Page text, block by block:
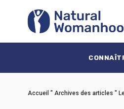
Accueil " Archives des articles "